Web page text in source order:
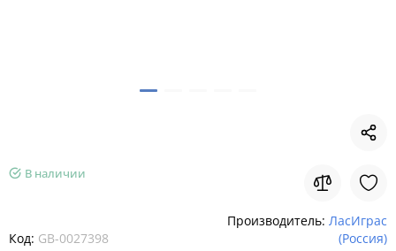
В наличии
Код: GB-0027398
Производитель: ЛасИграс
(Россия)